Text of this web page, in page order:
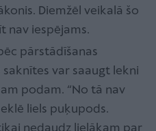
Diemžēl veikalā šo
nav iespējams.
pārstādīšanas
saknītes var saaugt lekni
podam. “No tā nav
liels puķupods.
nedaudz lielākam par